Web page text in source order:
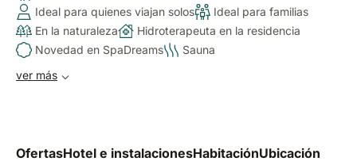
Ideal para quienes viajan solos
Ideal para familias
En la naturaleza
Hidroterapeuta en la residencia
Novedad en SpaDreams
Sauna
ver más
OfertasHotel e instalacionesHabitaciónUbicación